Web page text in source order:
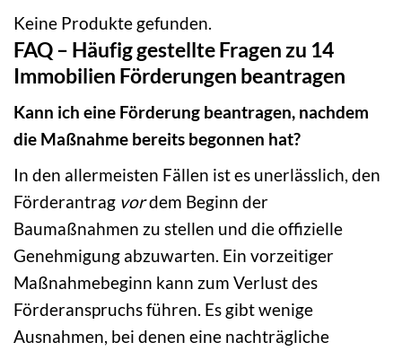
Keine Produkte gefunden.
FAQ – Häufig gestellte Fragen zu 14
Immobilien Förderungen beantragen
Kann ich eine Förderung beantragen, nachdem
die Maßnahme bereits begonnen hat?
In den allermeisten Fällen ist es unerlässlich, den
Förderantrag vordem Beginn der
Baumaßnahmen zu stellen und die offizielle
Genehmigung abzuwarten. Ein vorzeitiger
Maßnahmebeginn kann zum Verlust des
Förderanspruchs führen. Es gibt wenige
Ausnahmen, bei denen eine nachträgliche